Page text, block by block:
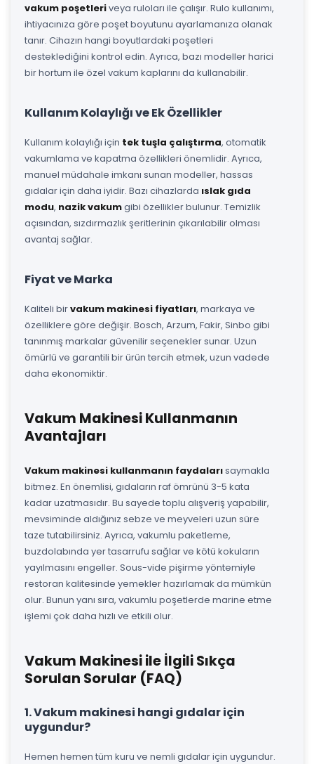
vakum poşetleriveya ruloları ile çalışır. Rulo kullanımı,
ihtiyacınıza göre poşet boyutunu ayarlamanıza olanak
tanır. Cihazın hangi boyutlardaki poşetleri
desteklediğini kontrol edin. Ayrıca, bazı modeller harici
bir hortum ile özel vakum kaplarını da kullanabilir.
Kullanım Kolaylığı ve Ek Özellikler
Kullanım kolaylığı için tek tuşla çalıştırma, otomatik
vakumlama ve kapatma özellikleri önemlidir. Ayrıca,
manuel müdahale imkanı sunan modeller, hassas
gıdalar için daha iyidir. Bazı cihazlarda ıslak gıda
modu, nazik vakumgibi özellikler bulunur. Temizlik
açısından, sızdırmazlık şeritlerinin çıkarılabilir olması
avantaj sağlar.
Fiyat ve Marka
Kaliteli birvakum makinesi fiyatları, markaya ve
özelliklere göre değişir. Bosch, Arzum, Fakir, Sinbo gibi
tanınmış markalar güvenilir seçenekler sunar. Uzun
ömürlü ve garantili bir ürün tercih etmek, uzun vadede
daha ekonomiktir.
Vakum Makinesi Kullanmanın
Avantajları
Vakum makinesi kullanmanın faydalarısaymakla
bitmez. En önemlisi, gıdaların raf ömrünü 3-5 kata
kadar uzatmasıdır. Bu sayede toplu alışveriş yapabilir,
mevsiminde aldığınız sebze ve meyveleri uzun süre
taze tutabilirsiniz. Ayrıca, vakumlu paketleme,
buzdolabında yer tasarrufu sağlar ve kötü kokuların
yayılmasını engeller. Sous-vide pişirme yöntemiyle
restoran kalitesinde yemekler hazırlamak da mümkün
olur. Bunun yanı sıra, vakumlu poşetlerde marine etme
işlemi çok daha hızlı ve etkili olur.
Vakum Makinesi ile İlgili Sıkça
Sorulan Sorular (FAQ)
1. Vakum makinesi hangi gıdalar için
uygundur?
Hemen hemen tüm kuru ve nemli gıdalar için uygundur.